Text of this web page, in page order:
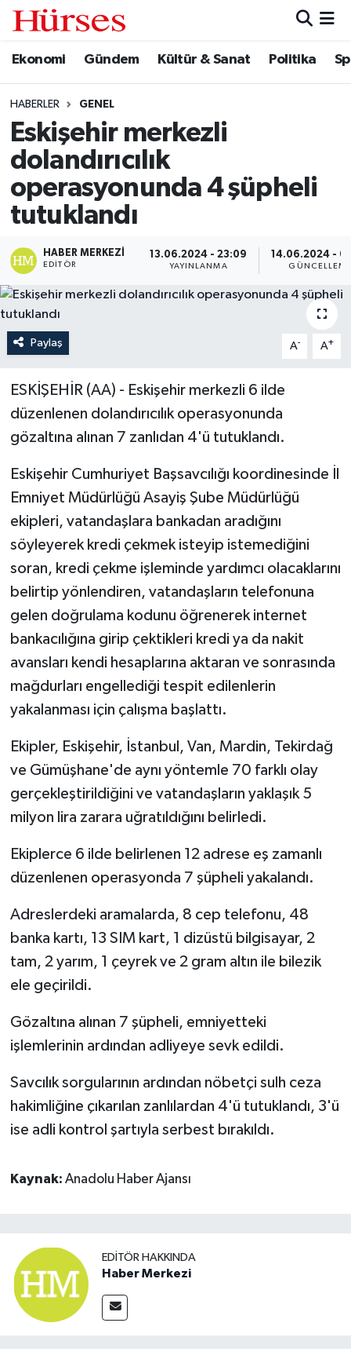
Ekonomi Gündem Kültür & Sanat Politika
HABERLER GENEL
Eskişehir merkezli
dolandırıcılık
operasyonunda 4 şüpheli
tutuklandı
HABER MERKEZI
EDITÖR
13.06.2024 - 23:09
YAYINLANMA
14.06.2024 -
Paylaş A- A+
ESKİŞEHİR (AA) - Eskişehir merkezli 6 ilde
düzenlenen dolandırıcılık operasyonunda
gözaltına alınan 7 zanlıdan 4'ü tutuklandı.
Eskişehir Cumhuriyet Başsavcılığı koordinesinde İl
Emniyet Müdürlüğü Asayiş Şube Müdürlüğü
ekipleri, vatandaşlara bankadan aradığını
söyleyerek kredi çekmek isteyip istemediğini
soran, kredi çekme işleminde yardımcı olacaklarını
belirtip yönlendiren, vatandaşların telefonuna
gelen doğrulama kodunu öğrenerek internet
bankacılığına girip çektikleri kredi ya da nakit
avansları kendi hesaplarına aktaran ve sonrasında
mağdurları engellediği tespit edilenlerin
yakalanması için çalışma başlattı.
Ekipler, Eskişehir, İstanbul, Van, Mardin, Tekirdağ
ve Gümüşhane'de aynı yöntemle 70 farklı olay
gerçekleştirildiğini ve vatandaşların yaklaşık 5
milyon lira zarara uğratıldığını belirledi.
Ekiplerce 6 ilde belirlenen 12 adrese eş zamanlı
düzenlenen operasyonda 7 şüpheli yakalandı.
Adreslerdeki aramalarda, 8 cep telefonu, 48
banka kartı, 13 SIM kart, 1 dizüstü bilgisayar, 2
tam, 2 yarım, 1 çeyrek ve 2 gram altın ile bilezik
ele geçirildi.
Gözaltına alınan 7 şüpheli, emniyetteki
işlemlerinin ardından adliyeye sevk edildi.
Savcılık sorgularının ardından nöbetçi sulh ceza
hakimliğine çıkarılan zanlılardan 4'ü tutuklandı, 3'ü
ise adli kontrol şartıyla serbest bırakıldı.
Kaynak: Anadolu Haber Ajansı
EDITÖR HAKKINDA
Haber Merkezi
Ekonomi
Gündem
Kültür & Sanat
Politika
Spor
Turizm
Hava Durumu
Trafik Durumu
Süper Lig Puan Durumu ve Fikstür
Tüm Manşetler
Son Dakika Haberleri
Haber Arşivi